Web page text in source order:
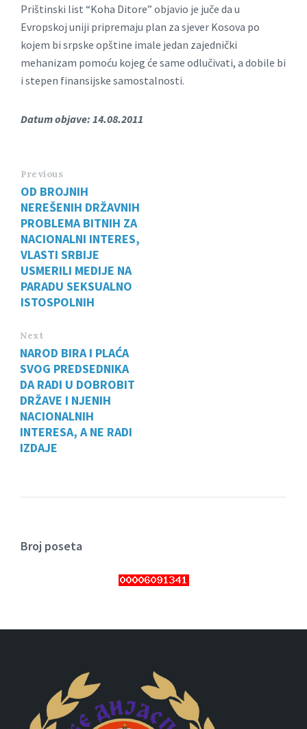
Prištinski list “Koha Ditore” objavio je juče da u
Evropskoj uniji pripremaju plan za sjever Kosova po
kojem bi srpske opštine imale jedan zajednički
mehanizam pomoću kojeg će same odlučivati, a dobile bi
i stepen finansijske samostalnosti.
Datum objave: 14.08.2011
Previous
OD BROJNIH
NEREŠENIH DRŽAVNIH
PROBLEMA BITNIH ZA
NACIONALNI INTERES,
VLASTI SRBIJE
USMERILI MEDIJE NA
PARADU SEKSUALNO
ISTOSPOLNIH
Next
NAROD BIRA I PLAĆA
SVOG PREDSEDNIKA
DA RADI U DOBROBIT
DRŽAVE I NJENIH
NACIONALNIH
INTERESA, A NE RADI
IZDAJE
Broj poseta